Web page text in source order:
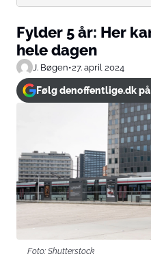
Fylder 5 år: Her
hele dagen
J. Bøgen•27. april 2024
Følg denoffentlige.dk
Foto: Shutterstock